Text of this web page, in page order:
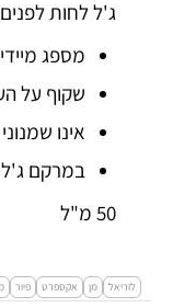
ג'ל לחות
מספג
שקוף על
אינו
במרקם ג'ל
50 מ"ל
לוריאל מן אקספרט פיור